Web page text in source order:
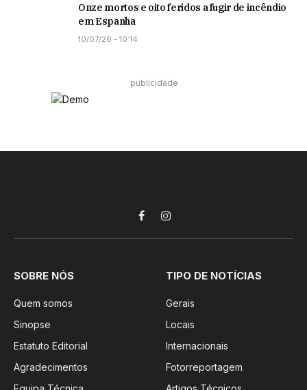
Onze mortos e oito feridos a fugir de incêndio
em Espanha
10/07/26 - 10:14
publicidade
FacebookInstagram
SOBRE NÓS
Quem somos
Sinopse
Estatuto Editorial
Agradecimentos
TIPO DE NOTÍCIAS
Gerais
Locais
Internacionais
Fotorreportagem